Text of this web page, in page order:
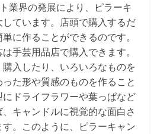
業界の発展により、ピラーキ
ています。店頭で購入するだ
に作ることができるのです。
手芸用品店で購入できます。
入したり、いろいろなものを
た形や質感のものを作ること
ドライフラワーや葉っぱなど
キャンドルに視覚的な面白さ
。このように、ピラーキャン